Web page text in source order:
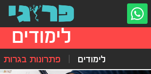
לימודים
לימודים פתרונות בגרות